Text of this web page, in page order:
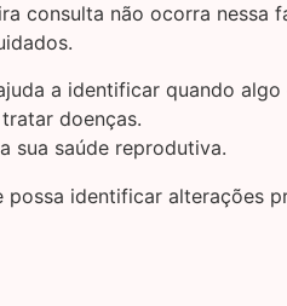
consulta não ocorra
a identificar quando
doenças.
sua saúde reprodutiva.
identificar alterações